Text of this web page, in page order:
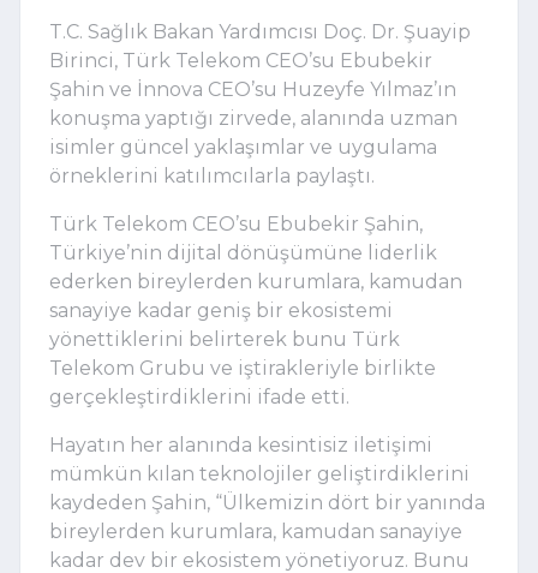
T.C. Sağlık Bakan Yardımcısı Doç. Dr. Şuayip
Birinci, Türk Telekom CEO’su Ebubekir
Şahin ve İnnova CEO’su Huzeyfe Yılmaz’ın
konuşma yaptığı zirvede, alanında uzman
isimler güncel yaklaşımlar ve uygulama
örneklerini katılımcılarla paylaştı.
Türk Telekom CEO’su Ebubekir Şahin,
Türkiye’nin dijital dönüşümüne liderlik
ederken bireylerden kurumlara, kamudan
sanayiye kadar geniş bir ekosistemi
yönettiklerini belirterek bunu Türk
Telekom Grubu ve iştirakleriyle birlikte
gerçekleştirdiklerini ifade etti.
Hayatın her alanında kesintisiz iletişimi
mümkün kılan teknolojiler geliştirdiklerini
kaydeden Şahin, “Ülkemizin dört bir yanında
bireylerden kurumlara, kamudan sanayiye
kadar dev bir ekosistem yönetiyoruz. Bunu